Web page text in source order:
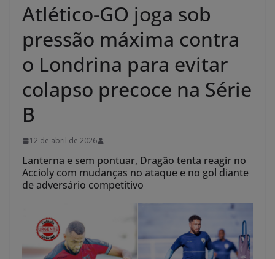
Atlético-GO joga sob
pressão máxima contra
o Londrina para evitar
colapso precoce na Série
B
12 de abril de 2026
Lanterna e sem pontuar, Dragão tenta reagir no
Accioly com mudanças no ataque e no gol diante
de adversário competitivo